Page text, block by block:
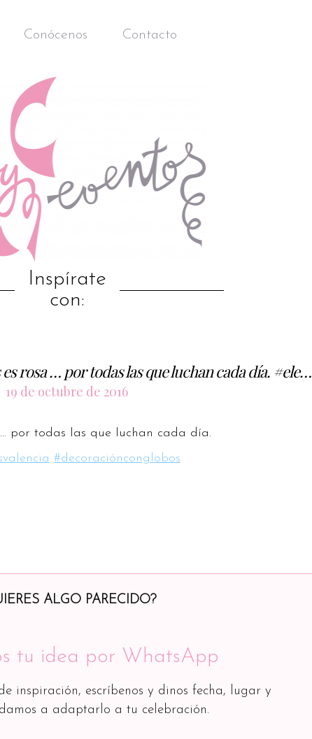
Conócenos Contacto
Inspírate
con:
rosa … por todas las que luchan cada día. #ele…
19 de octubre de 2016
por todas las que luchan cada día.
alencia #decoraciónconglobos
ALGO PARECIDO?
tu idea por WhatsApp
inspiración, escríbenos y dinos fecha, lugar y
a adaptarlo a tu celebración.